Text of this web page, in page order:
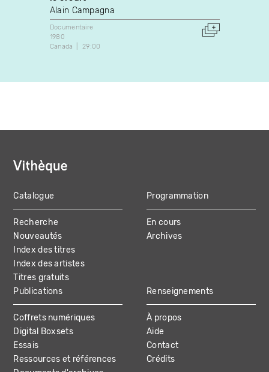
Alain Campagna
Documentaire
1980
Canada
29:00
MAIN
NAVIGATION
Catalogue
Recherche
Nouveautés
Index des titres
Index des artistes
Titres gratuits
Programmation
En cours
Archives
Publications
Coffrets numériques
Digital Boxsets
Essais
Ressources et références
Renseignements
À propos
Aide
Contact
Crédits